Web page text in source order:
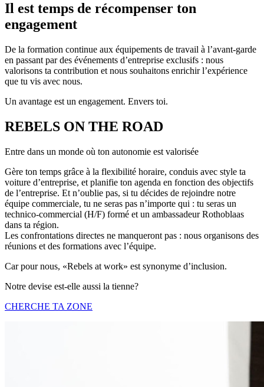
Il est temps de récompenser ton
engagement
De la formation continue aux équipements de travail à l’avant-garde
en passant par des événements d’entreprise exclusifs : nous
valorisons ta contribution et nous souhaitons enrichir l’expérience
que tu vis avec nous.
Un avantage est un engagement. Envers toi.
REBELS ON THE ROAD
Entre dans un monde où ton autonomie est valorisée
Gère ton temps grâce à la flexibilité horaire, conduis avec style ta
voiture d’entreprise, et planifie ton agenda en fonction des objectifs
de l’entreprise. Et n’oublie pas, si tu décides de rejoindre notre
équipe commerciale, tu ne seras pas n’importe qui : tu seras un
technico-commercial (H/F) formé et un ambassadeur Rothoblaas
dans ta région.
Les confrontations directes ne manqueront pas : nous organisons des
réunions et des formations avec l’équipe.
Car pour nous, «Rebels at work» est synonyme d’inclusion.
Notre devise est-elle aussi la tienne?
CHERCHE TA ZONE